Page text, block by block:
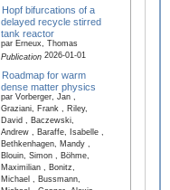
Hopf bifurcations of a
delayed recycle stirred
tank reactor
par Erneux, Thomas
Publication2026-01-01
Roadmap for warm
dense matter physics
par Vorberger, Jan ,
Graziani, Frank , Riley,
David , Baczewski,
Andrew , Baraffe, Isabelle ,
Bethkenhagen, Mandy ,
Blouin, Simon , Böhme,
Maximilian , Bonitz,
Michael , Bussmann,